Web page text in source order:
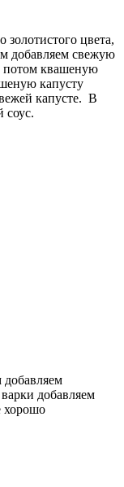
цвета,
добавляем свежую
потом квашеную
капусту
капусте. В
соус.
добавляем
хорошо